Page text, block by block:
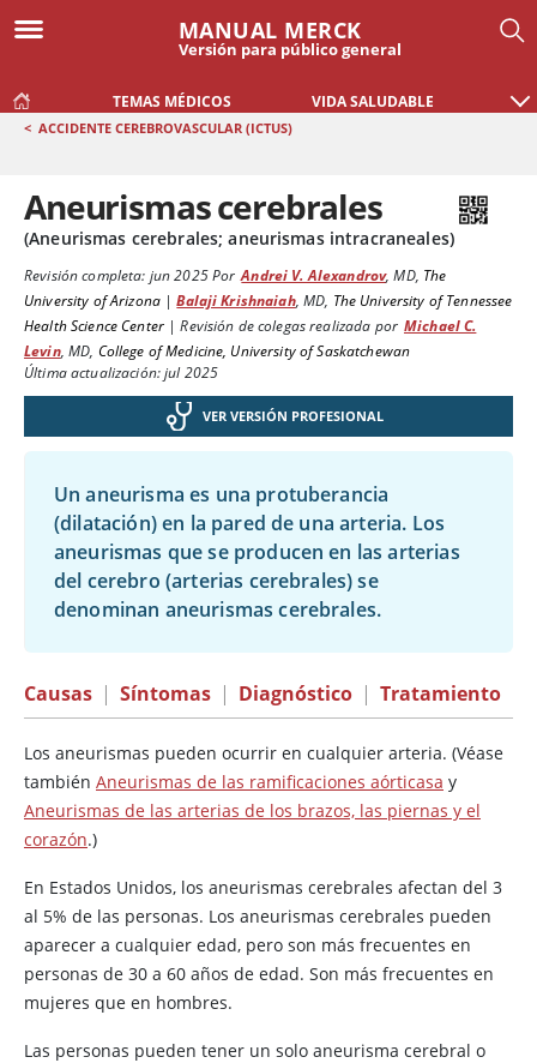
MANUAL MERCK
Versión para público general
TEMAS MÉDICOS VIDA SALUDABLE
< ACCIDENTE CEREBROVASCULAR (ICTUS)
Aneurismas cerebrales
(Aneurismas cerebrales; aneurismas intracraneales)
Revisión completa: jun 2025Por Andrei V. Alexandrov,MD, The
University of Arizona|Balaji Krishnaiah,MD, The University of Tennessee
Health Science Center|Revisión de colegas realizada por Michael C.
Levin, MD, College of Medicine, University of Saskatchewan
Última actualización: jul 2025
VER VERSIÓN PROFESIONAL
Un aneurisma es una protuberancia
(dilatación) en la pared de una arteria. Los
aneurismas que se producen en las arterias
del cerebro (arterias cerebrales) se
denominan aneurismas cerebrales.
Causas | Síntomas | Diagnóstico | Tratamiento
Los aneurismas pueden ocurrir en cualquier arteria. (Véase
también Aneurismas de las ramificaciones aórticasa y
Aneurismas de las arterias de los brazos, las piernas y el
corazón.)
En Estados Unidos, los aneurismas cerebrales afectan del 3
al 5% de las personas. Los aneurismas cerebrales pueden
aparecer a cualquier edad, pero son más frecuentes en
personas de 30 a 60 años de edad. Son más frecuentes en
mujeres que en hombres.
Las personas pueden tener un solo aneurisma cerebral o